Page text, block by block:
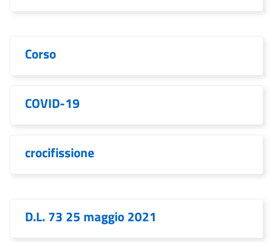
Corso
COVID-19
crocifissione
D.L. 73 25 maggio 2021